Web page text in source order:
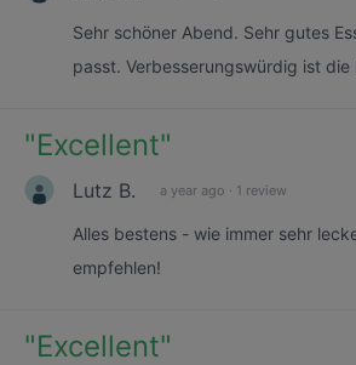
Sehr schöner Abend. Sehr gutes
passt. Verbesserungswürdig ist die
"Excellent"
Lutz B. a year ago · 1 review
Alles bestens - wie immer sehr
empfehlen!
"Excellent"